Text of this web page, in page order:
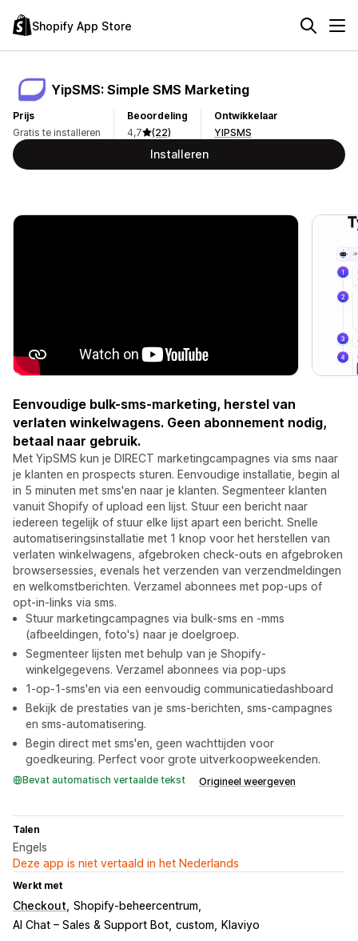
Shopify App Store
YipSMS: Simple SMS Marketing
Prijs
Gratis te installeren
Beoordeling
4,7
(22)
Ontwikkelaar
YIPSMS
Installeren
Eenvoudige bulk-sms-marketing, herstel van
verlaten winkelwagens. Geen abonnement nodig,
betaal naar gebruik.
Met YipSMS kun je DIRECT marketingcampagnes via sms naar
je klanten en prospects sturen. Eenvoudige installatie, begin al
in 5 minuten met sms'en naar je klanten. Segmenteer klanten
vanuit Shopify of upload een lijst. Stuur een bericht naar
iedereen tegelijk of stuur elke lijst apart een bericht. Snelle
automatiseringsinstallatie met 1 knop voor het herstellen van
verlaten winkelwagens, afgebroken check-outs en afgebroken
browsersessies, evenals het verzenden van verzendmeldingen
en welkomstberichten. Verzamel abonnees met pop-ups of
opt-in-links via sms.
Stuur marketingcampagnes via bulk-sms en -mms
(afbeeldingen, foto's) naar je doelgroep.
Segmenteer lijsten met behulp van je Shopify-
winkelgegevens. Verzamel abonnees via pop-ups
1-op-1-sms'en via een eenvoudig communicatiedashboard
Bekijk de prestaties van je sms-berichten, sms-campagnes
en sms-automatisering.
Begin direct met sms'en, geen wachttijden voor
goedkeuring. Perfect voor grote uitverkoopweekenden.
Bevat automatisch vertaalde tekst Origineel weergeven
Talen
Engels
Deze app is niet vertaald in het Nederlands
Werkt met
Checkout Shopify-beheercentrum
AI Chat – Sales & Support Bot custom Klaviyo